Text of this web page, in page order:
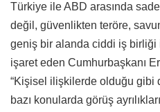
Türkiye ile ABD arasında
değil, güvenlikten teröre,
geniş bir alanda ciddi iş birliği
işaret eden Cumhurbaşkanı
“Kişisel ilişkilerde olduğu gibi
bazı konularda görüş